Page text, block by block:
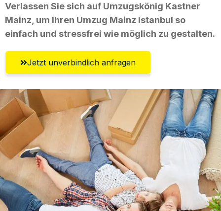
Verlassen Sie sich auf Umzugskönig Kastner
Mainz, um Ihren Umzug Mainz Istanbul so
einfach und stressfrei wie möglich zu gestalten.
Jetzt unverbindlich anfragen